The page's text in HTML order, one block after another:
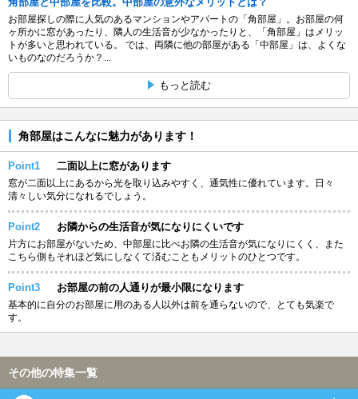
お部屋探しの際に人気のあるマンションやアパートの「角部屋」。お部屋の何
ヶ所かに窓があったり、隣人の生活音が少なかったりと、「角部屋」はメリッ
トが多いと思われている。 では、両隣に他の部屋がある「中部屋」は、よくな
いものなのだろうか？...
もっと読む
角部屋はこんなに魅力があります！
Point1 二面以上に窓があります
窓が二面以上にあるから光を取り込みやすく、通気性に優れています。日々
清々しい気分になれるでしょう。
Point2 お隣からの生活音が気になりにくいです
片方にお部屋がないため、中部屋に比べお隣の生活音が気になりにくく、また
こちら側もそれほど気にしなくて済むこともメリットのひとつです。
Point3 お部屋の前の人通りが最小限になります
基本的に自分のお部屋に用のある人以外は前を通らないので、とても気楽で
す。
その他の特集一覧